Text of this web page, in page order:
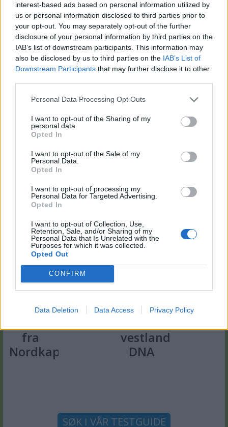
interest-based ads based on personal information utilized by
us or personal information disclosed to third parties prior to
your opt-out. You may separately opt-out of the further
disclosure of your personal information by third parties on the
IAB’s list of downstream participants. This information may
also be disclosed by us to third parties on the IAB’s List of
Downstream Participants that may further disclose it to other
Personal Data Processing Opt Outs
I want to opt-out of the Sharing of my
personal data.
Opted In
I want to opt-out of the Sale of my
Personal Data.
Opted In
I want to opt-out of processing my
Personal Data for Targeted Advertising.
Opted In
I want to opt-out of Collection, Use,
Retention, Sale, and/or Sharing of my
Personal Data that Is Unrelated with the
Purposes for which it was collected.
Opted Out
CONFIRM
Data Deletion Data Access Privacy Policy
5 dager siden
Satser på Sting, øker
salget
3 dager siden
Ti spennende nyheter
på Båter i sjøen
Over 1200+ båttester i
testguiden
PLUSS
Modulære
sportscruisere
av
høyeste
klasse
PLUSS
Saga
355 er
en
moderne
familiebåt
vestlandsk
PLUSS
Micore
og HR
63 BR
PLUSS
34 OB
ny og
livlig
SØK I VÅR TESTGUIDE